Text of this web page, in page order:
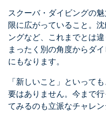
スクーバ・ダイビングの
限に広がっていること。
ングなど、これまでとは
まったく別の角度からダ
にもなります。
「新しいこと」といって
要はありません。今まで
てみるのも立派なチャレン